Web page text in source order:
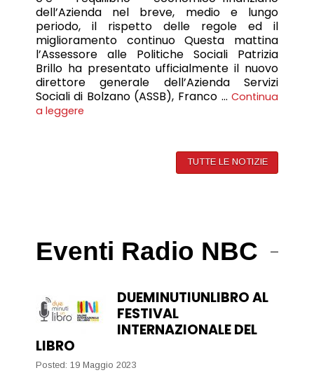
dell’Azienda nel breve, medio e lungo
periodo, il rispetto delle regole ed il
miglioramento continuo Questa mattina
l’Assessore alle Politiche Sociali Patrizia
Brillo ha presentato ufficialmente il nuovo
direttore generale dell’Azienda Servizi
Sociali di Bolzano (ASSB), Franco …Continua
a leggere
TUTTE LE NOTIZIE
Eventi Radio NBC
DUEMINUTIUNLIBRO AL
FESTIVAL
INTERNAZIONALE DEL
LIBRO
Posted: 19 Maggio 2023